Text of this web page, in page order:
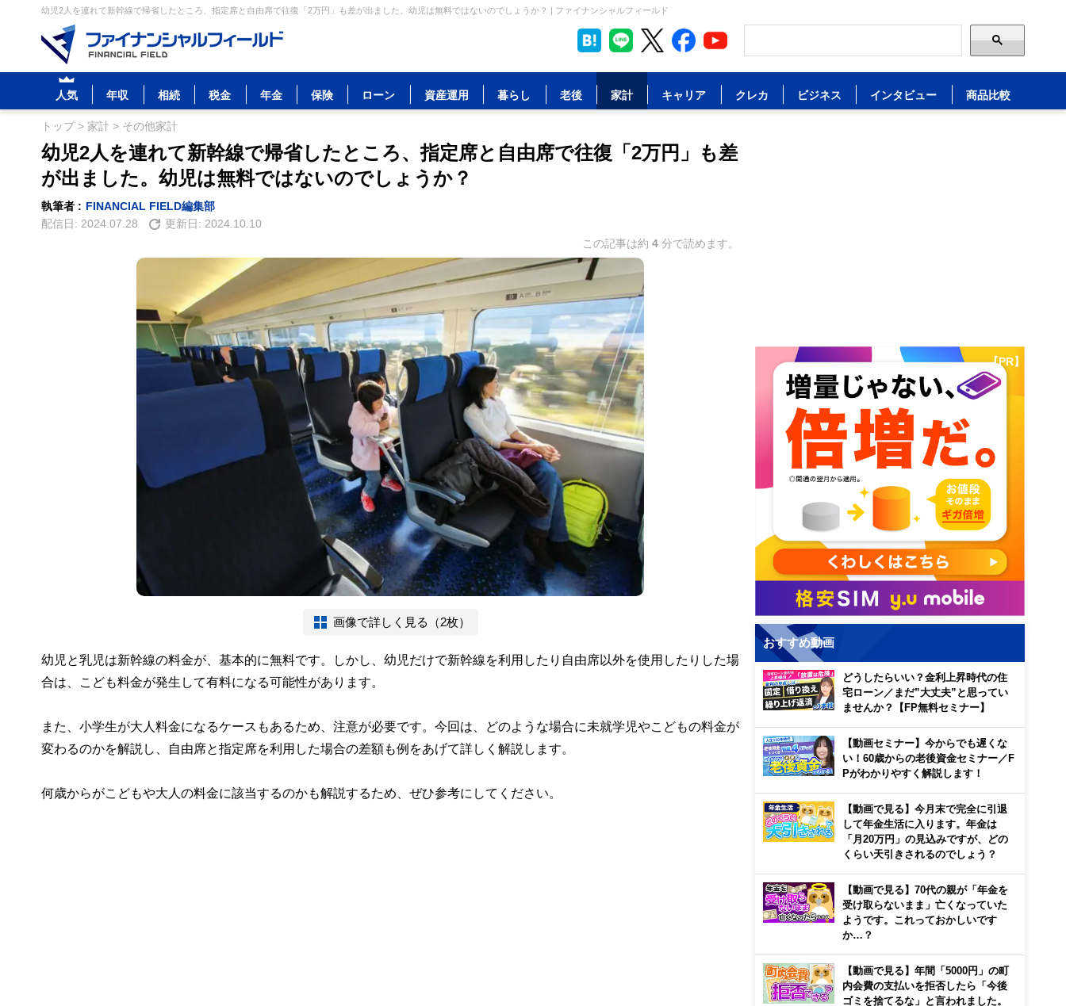
幼児2人を連れて新幹線で帰省したところ、指定席と自由席で往復「2万円」も差が出ました。幼児は無料ではないのでしょうか？ | ファイナンシャルフィールド
人気 年収 相続 税金 年金 保険 ローン 資産運用 暮らし 老後 家計 キャリア クレカ ビジネス インタビュー 商品比較
トップ> 家計 > その他家計
幼児2人を連れて新幹線で帰省したところ、指定席と自由席で往復「2万円」も差
が出ました。幼児は無料ではないのでしょうか？
執筆者 : FINANCIAL FIELD編集部
配信日: 2024.07.28 更新日: 2024.10.10
この記事は約 4 分で読めます。
画像で詳しく見る（2枚）
幼児と乳児は新幹線の料金が、基本的に無料です。しかし、幼児だけで新幹線を利用したり自由席以外を使用したりした場
合は、こども料金が発生して有料になる可能性があります。
また、小学生が大人料金になるケースもあるため、注意が必要です。今回は、どのような場合に未就学児やこどもの料金が
変わるのかを解説し、自由席と指定席を利用した場合の差額も例をあげて詳しく解説します。
何歳からがこどもや大人の料金に該当するのかも解説するため、ぜひ参考にしてください。
【PR】
おすすめ動画
どうしたらいい？金利上昇時代の住
宅ローン／まだ”大丈夫”と思ってい
ませんか？【FP無料セミナー】
【動画セミナー】今からでも遅くな
い！60歳からの老後資金セミナー／F
Pがわかりやすく解説します！
【動画で見る】今月末で完全に引退
して年金生活に入ります。年金は
「月20万円」の見込みですが、どの
くらい天引きされるのでしょう？
【動画で見る】70代の親が「年金を
受け取らないまま」亡くなっていた
ようです。これっておかしいです
か…？
【動画で見る】年間「5000円」の町
内会費の支払いを拒否したら「今後
ゴミを捨てるな」と言われました。